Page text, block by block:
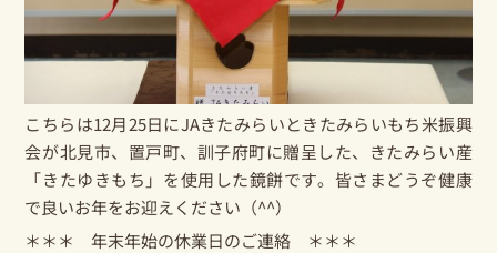
こちらは12月25日にJAきたみらいときたみらいもち米振興
会が北見市、置戸町、訓子府町に贈呈した、きたみらい産
「きたゆきもち 」を使用した鏡餅です。皆さまどうぞ健康
で良いお年をお迎えください（^^）
＊＊＊ 年末年始の休業日のご連絡 ＊＊＊